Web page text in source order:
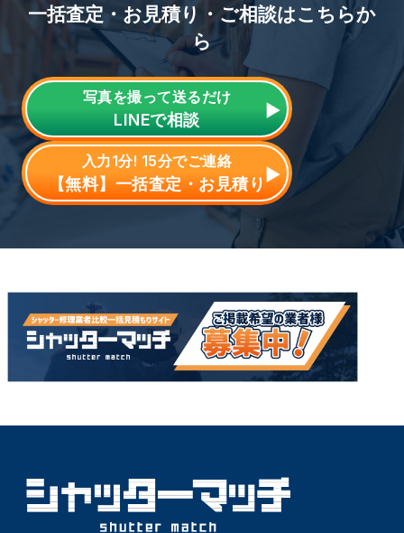
一括査定・お見積り・ご相談はこちらか
ら
写真を撮って送るだけ
LINEで相談
入力1分! 15分でご連絡
【無料】一括査定・お見積り